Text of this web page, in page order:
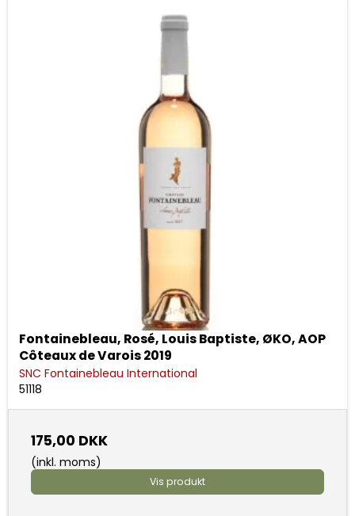
Fontainebleau, Rosé, Louis Baptiste, ØKO, AOP
Côteaux de Varois 2019
SNC Fontainebleau International
51118
175,00 DKK
(inkl. moms)
Vis produkt